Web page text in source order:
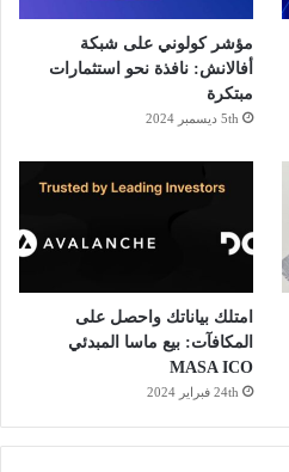
مؤشر كولوني على شبكة
أفالانش: نافذة نحو استثمارات
مبتكرة
5th ديسمبر 2024
امتلك بياناتك واحصل على
المكافآت: بيع ماسا المبدئي
MASA ICO
24th فبراير 2024